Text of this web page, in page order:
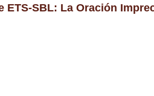
ETS-SBL: La Oración